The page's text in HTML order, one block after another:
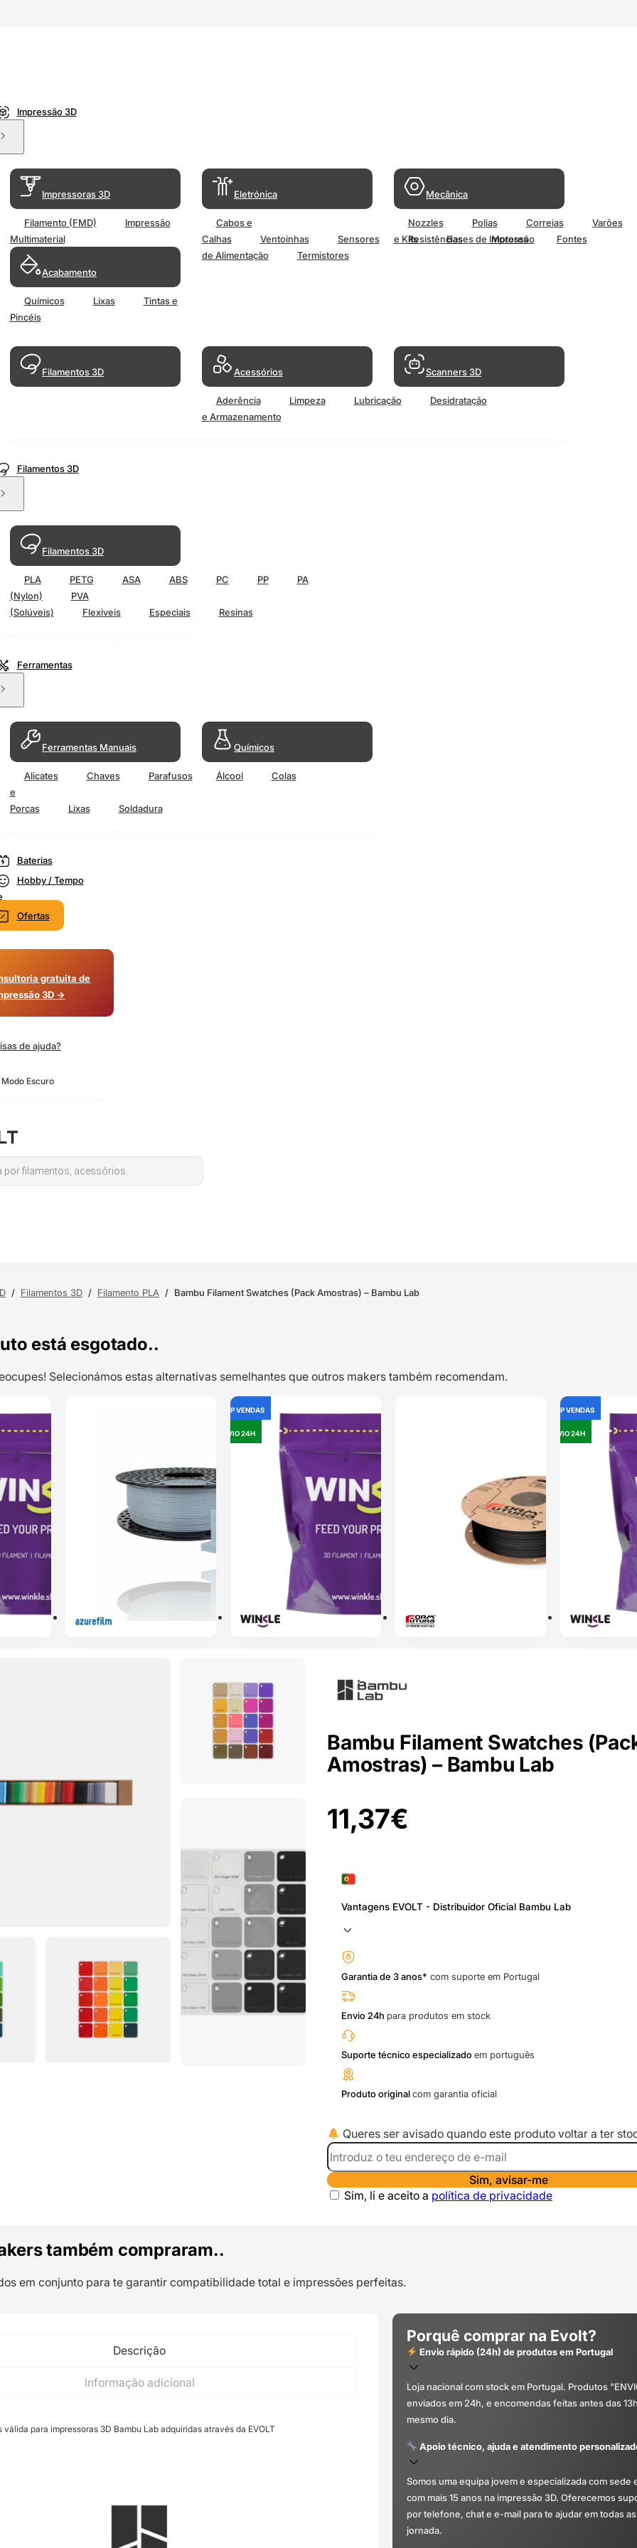
Impressão 3D
Impressoras 3D
Filamento (FMD)
Impressão
Multimaterial
Acabamento
Químicos Lixas
Tintas e
Pincéis
Eletrónica
Cabos e
Calhas
Ventoinhas Sensores Resistências Motores
Fontes
de Alimentação
Termistores
Mecânica
Nozzles Polias Correias
Varões
e Kits
Bases de Impressão
Filamentos 3D Acessórios
Aderência Limpeza Lubricação
Desidratação
e Armazenamento
Scanners 3D
Filamentos 3D
Filamentos 3D
PLA PETG ASA ABS PC PP
PA
(Nylon)
PVA
(Solúveis)
Flexiveis Especiais Resinas
Ferramentas
Ferramentas Manuais
Alicates Chaves
Parafusos
e
Porcas
Lixas Soldadura
Químicos
Álcool Colas
Baterias
Hobby / Tempo
Ofertas
gratuita de
3D →
de ajuda?
Escuro
/ Filamentos 3D / Filamento PLA / Bambu Filament Swatches (Pack Amostras) – Bambu Lab
está esgotado..
Selecionámos estas alternativas semelhantes que outros makers também recomendam.
1kg Transição
Classificado
com5.00
5 com base
em4
classificações
de clientes
11,99
ENVIO 24H
Azurefilm
Classificado
com5.00
em 5 com
base em
de cliente
22,45
OUTLET
TOP VENDAS
ENVIO 24H
1kg Transição
Classificado
com5.00
5 com base
em4
classificações
de clientes
ENVIO 24H
OUTLET
TOP VENDAS
ENVIO 24H
Bambu Filament Swatches
Amostras) – Bambu Lab
11,37€
Vantagens EVOLT - Distribuidor Oficial Bambu Lab
Garantia de 3 anos* com suporte em Portugal
Envio 24h para produtos em stock
Suporte técnico especializadoem português
Produto originalcom garantia oficial
Queres ser avisado quando este produto voltar a ter
Sim, avisar-me
Sim, li e aceito a política de privacidade
também compraram..
em conjunto para te garantir compatibilidade total e impressões perfeitas.
Descrição
Informação adicional
para impressoras 3D Bambu Lab adquiridas através da EVOLT
Porquê comprar na Evolt?
Envio rápido (24h) de produtos em Portugal
Loja nacional com stock em Portugal. Produtos
enviados em 24h, e encomendas feitas antes das
mesmo dia.
Apoio técnico, ajuda e atendimento
Somos uma equipa jovem e especializada com sede
com mais 15 anos na impressão 3D. Oferecemos
por telefone, chat e e-mail para te ajudar em todas
jornada.